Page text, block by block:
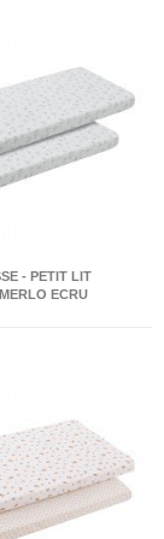
- PETIT LIT
ECRU